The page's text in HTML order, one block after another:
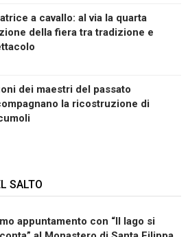
a cavallo: al via la quarta
della fiera tra tradizione e
dei maestri del passato
la ricostruzione di
SALTO
appuntamento con “Il lago si